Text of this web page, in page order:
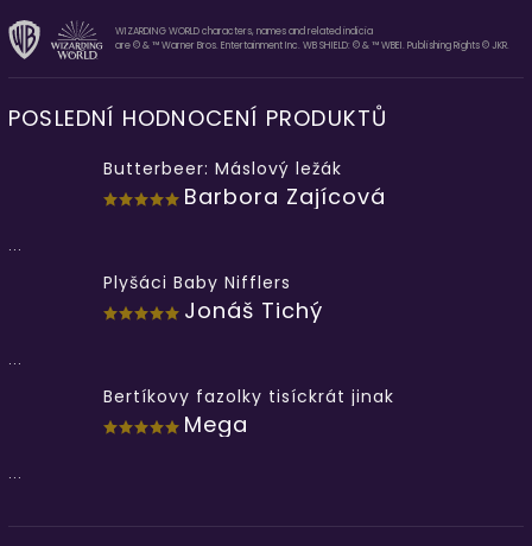
WIZARDING WORLD characters, names and related indicia
are © & ™ Warner Bros. Entertainment Inc. WB SHIELD: © & ™ WBEI. Publishing Rights © JKR.
POSLEDNÍ HODNOCENÍ PRODUKTŮ
Butterbeer: Máslový ležák
Barbora Zajícová
...
Plyšáci Baby Nifflers
Jonáš Tichý
...
Bertíkovy fazolky tisíckrát jinak
Mega
...